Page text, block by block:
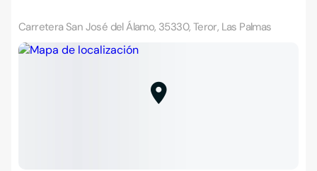
Carretera San José del Álamo, 35330, Teror, Las Palmas